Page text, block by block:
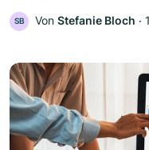
SB Von Stefanie Bloch ‧